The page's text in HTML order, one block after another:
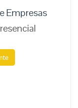
Empresas